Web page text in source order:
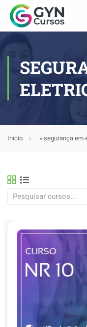
Início » segurança em